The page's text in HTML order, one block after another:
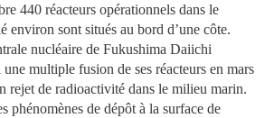
réacteurs opérationnels dans le
environ sont situés au bord d’une côte.
nucléaire de Fukushima Daiichi
multiple fusion de ses réacteurs en mars
rejet de radioactivité dans le milieu marin.
de dépôt à la surface de